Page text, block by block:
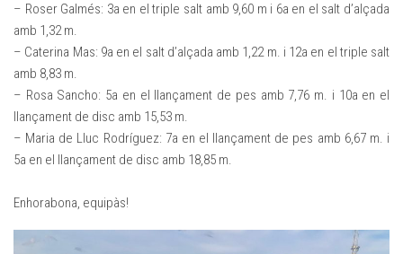
– Roser Galmés: 3a en el triple salt amb 9,60 m i 6a en el salt d’alçada
amb 1,32 m.
– Caterina Mas: 9a en el salt d’alçada amb 1,22 m. i 12a en el triple salt
amb 8,83 m.
– Rosa Sancho: 5a en el llançament de pes amb 7,76 m. i 10a en el
llançament de disc amb 15,53 m.
– Maria de Lluc Rodríguez: 7a en el llançament de pes amb 6,67 m. i
5a en el llançament de disc amb 18,85 m.
Enhorabona, equipàs!